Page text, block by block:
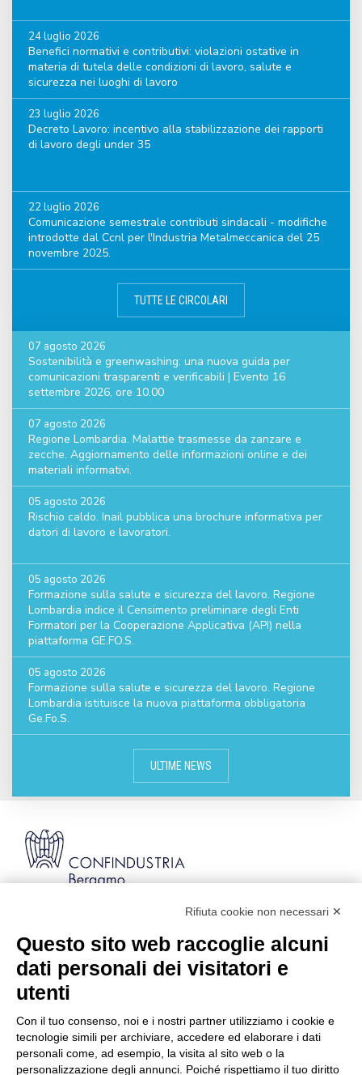
24 luglio 2026
Benefici normativi e contributivi: violazioni ostative in
materia di tutela delle condizioni di lavoro, salute e
sicurezza nei luoghi di lavoro
23 luglio 2026
Decreto Lavoro: incentivo alla stabilizzazione dei rapporti
di lavoro degli under 35
22 luglio 2026
Comunicazione semestrale contributi sindacali - modifiche
introdotte dal Ccnl per l'Industria Metalmeccanica del 25
novembre 2025.
TUTTE LE CIRCOLARI
07 agosto 2026
Sostenibilità e greenwashing: una nuova guida per
comunicazioni trasparenti e verificabili | Evento 16
settembre 2026, ore 10.00
07 agosto 2026
Regione Lombardia. Malattie trasmesse da zanzare e
zecche. Aggiornamento delle informazioni online e dei
materiali informativi.
05 agosto 2026
Rischio caldo. Inail pubblica una brochure informativa per
datori di lavoro e lavoratori.
05 agosto 2026
Formazione sulla salute e sicurezza del lavoro. Regione
Lombardia indice il Censimento preliminare degli Enti
Formatori per la Cooperazione Applicativa (API) nella
piattaforma GE.FO.S.
05 agosto 2026
Formazione sulla salute e sicurezza del lavoro. Regione
Lombardia istituisce la nuova piattaforma obbligatoria
Ge.Fo.S.
ULTIME NEWS
Codice Fiscale: 80021750163 | PEC:
info@pec.confindustriabergamo.it
CONFINDUSTRIA BERGAMO
Rifiuta cookie non necessari ✕
Questo sito web raccoglie alcuni
dati personali dei visitatori e
utenti
Con il tuo consenso, noi e i nostri partner utilizziamo i cookie e
tecnologie simili per archiviare, accedere ed elaborare i dati
personali come, ad esempio, la visita al sito web o la
personalizzazione degli annunci. Poiché rispettiamo il tuo diritto